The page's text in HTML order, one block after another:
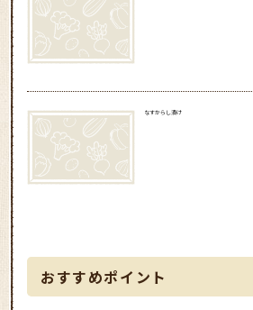
なすからし漬け
おすすめポイント